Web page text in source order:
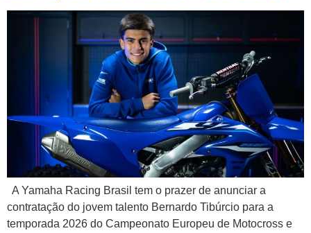
A Yamaha Racing Brasil tem o prazer de anunciar a
contratação do jovem talento Bernardo Tibúrcio para a
temporada 2026 do Campeonato Europeu de Motocross e